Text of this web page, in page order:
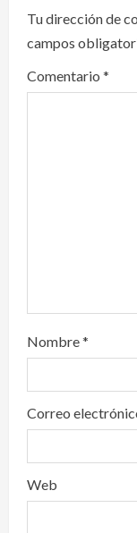
i
g
a
Tu dirección de
campos
Comentario *
Nombre*
Correo
Web